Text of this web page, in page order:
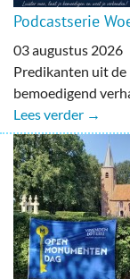
Podcastserie
03 augustus 2026
Predikanten uit
bemoedigend
Lees verder →